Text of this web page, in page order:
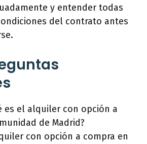
y entender todas
del contrato antes
es el alquiler con opción a
de Madrid?
con opción a compra en